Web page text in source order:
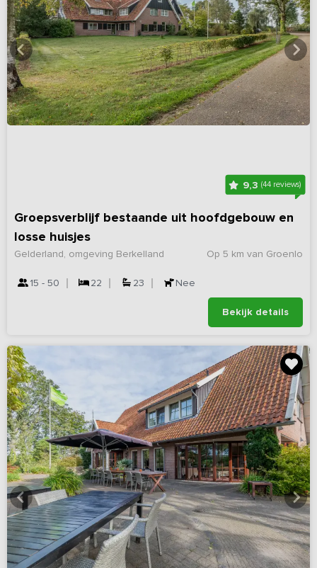
9,3(44 reviews)
Groepsverblijf bestaande uit hoofdgebouw en
losse huisjes
Op 5 km van Groenlo
Gelderland, omgeving Berkelland
15 - 50 22 23 Nee
Bekijk details